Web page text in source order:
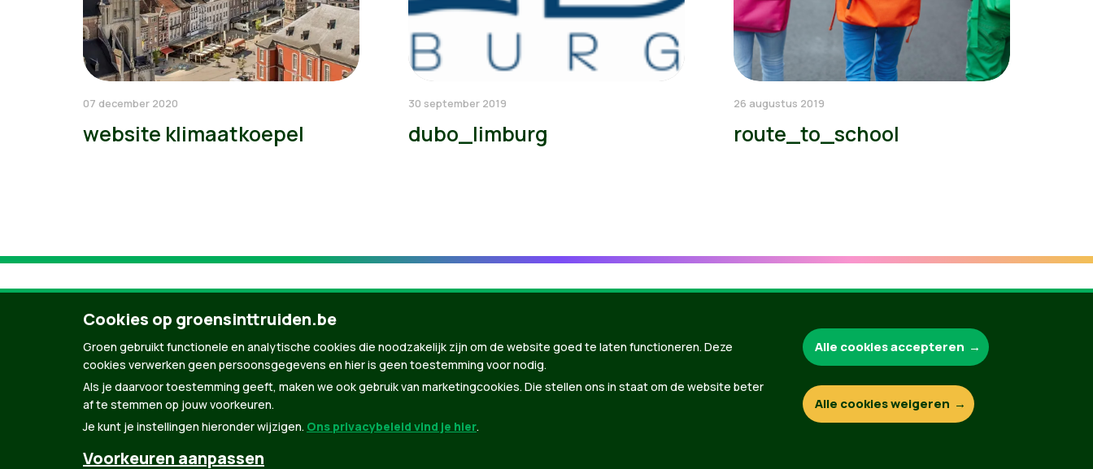
07 december 2020
website klimaatkoepel
30 september 2019
dubo_limburg
26 augustus 2019
route_to_school
Groen.be
© Copyright Groen 2026 | Gemaakt metNationBuilder| Gebouwd door
Cookies op groensinttruiden.be
Groen gebruikt functionele en analytische cookies die noodzakelijk zijn om de website goed te laten functioneren. Deze
cookies verwerken geen persoonsgegevens en hier is geen toestemming voor nodig.
Als je daarvoor toestemming geeft, maken we ook gebruik van marketingcookies. Die stellen ons in staat om de website beter
af te stemmen op jouw voorkeuren.
Je kunt je instellingen hieronder wijzigen. Ons privacybeleid vind je hier.
Voorkeuren aanpassen
Alle cookies accepteren
Alle cookies weigeren